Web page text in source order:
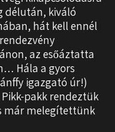
délután, kiváló
hát kell ennél
az esőáztatta
Hála a gyors
igazgató úr!)
pakk rendeztük
már melegítettünk